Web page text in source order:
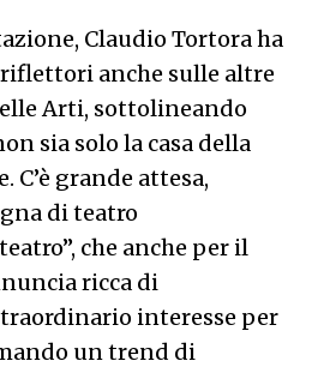
Claudio Tortora ha
anche sulle altre
Arti, sottolineando
sia solo la casa della
grande attesa,
di teatro
che anche per il
ricca di
interesse per
un trend di